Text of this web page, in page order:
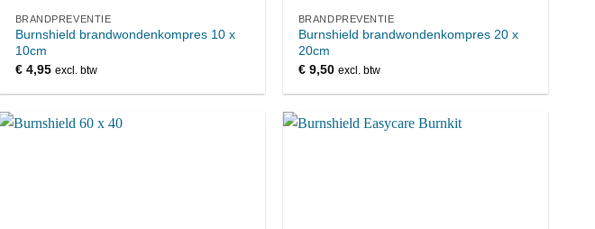
BRANDPREVENTIE
Burnshield brandwondenkompres 10 x
10cm
€4,95 excl. btw
BRANDPREVENTIE
Burnshield brandwondenkompres 20 x
20cm
€9,50 excl. btw